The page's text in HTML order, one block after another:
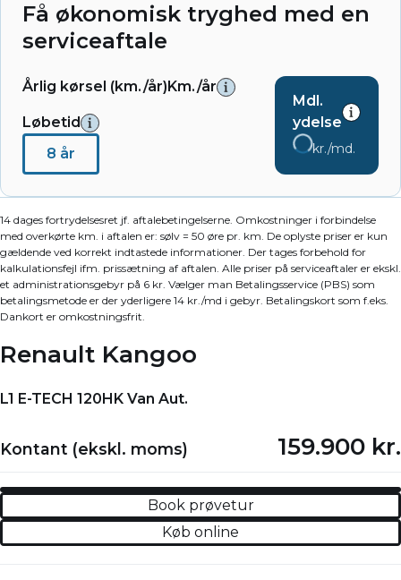
Få økonomisk tryghed med en
serviceaftale
Årlig kørsel (km./år)Km./år
Løbetid
8 år
Mdl.
ydelse
kr./md.
14 dages fortrydelsesret jf. aftalebetingelserne. Omkostninger i forbindelse
med overkørte km. i aftalen er: sølv = 50 øre pr. km. De oplyste priser er kun
gældende ved korrekt indtastede informationer. Der tages forbehold for
kalkulationsfejl ifm. prissætning af aftalen. Alle priser på serviceaftaler er ekskl.
et administrationsgebyr på 6 kr. Vælger man Betalingsservice (PBS) som
betalingsmetode er der yderligere 14 kr./md i gebyr. Betalingskort som f.eks.
Dankort er omkostningsfrit.
Renault Kangoo
L1 E-TECH 120HK Van Aut.
Kontant (ekskl. moms) 159.900 kr.
Book prøvetur
Køb online